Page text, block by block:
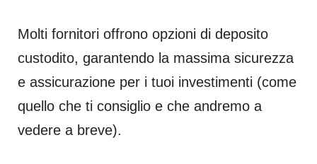
Molti fornitori offrono opzioni di deposito
custodito, garantendo la massima sicurezza
e assicurazione per i tuoi investimenti (come
quello che ti consiglio e che andremo a
vedere a breve).